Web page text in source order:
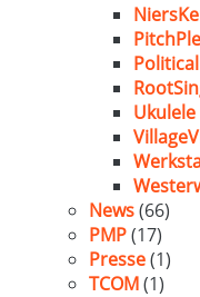
News(66)
PMP(17)
Presse(1)
TCOM(1)